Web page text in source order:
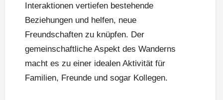
Interaktionen vertiefen bestehende
Beziehungen und helfen, neue
Freundschaften zu knüpfen. Der
gemeinschaftliche Aspekt des Wanderns
macht es zu einer idealen Aktivität für
Familien, Freunde und sogar Kollegen.